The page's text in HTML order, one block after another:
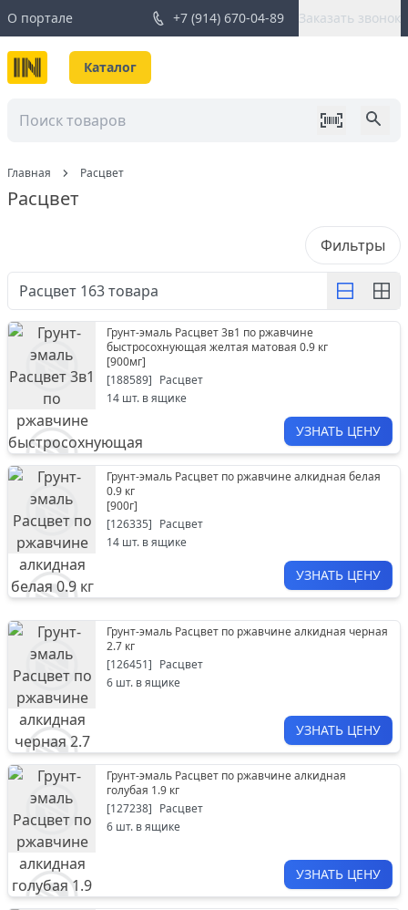
О портале +7 (914) 670-04-89 Заказать звонок
Каталог
Главная Расцвет
Расцвет
Фильтры
Расцвет 163товара
Грунт-эмаль Расцвет 3в1 по ржавчине
быстросохнующая желтая матовая 0.9 кг
[900мг]
[188589] Расцвет
14 шт. в ящике
УЗНАТЬ ЦЕНУ
Грунт-эмаль Расцвет по ржавчине алкидная белая
0.9 кг
[900г]
[126335] Расцвет
14 шт. в ящике
УЗНАТЬ ЦЕНУ
Грунт-эмаль Расцвет по ржавчине алкидная черная
2.7 кг
[126451] Расцвет
6 шт. в ящике
УЗНАТЬ ЦЕНУ
Грунт-эмаль Расцвет по ржавчине алкидная
голубая 1.9 кг
[127238] Расцвет
6 шт. в ящике
УЗНАТЬ ЦЕНУ